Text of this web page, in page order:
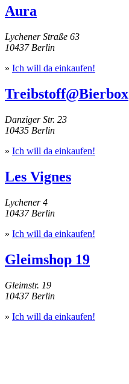
Aura
Lychener Straße 63
10437 Berlin
» Ich will da einkaufen!
Treibstoff@Bierbox
Danziger Str. 23
10435 Berlin
» Ich will da einkaufen!
Les Vignes
Lychener 4
10437 Berlin
» Ich will da einkaufen!
Gleimshop 19
Gleimstr. 19
10437 Berlin
» Ich will da einkaufen!